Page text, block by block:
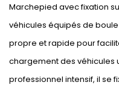
Marchepied avec fixation
véhicules équipés de
propre et rapide pour
chargement des véhicules
professionnel intensif, il se